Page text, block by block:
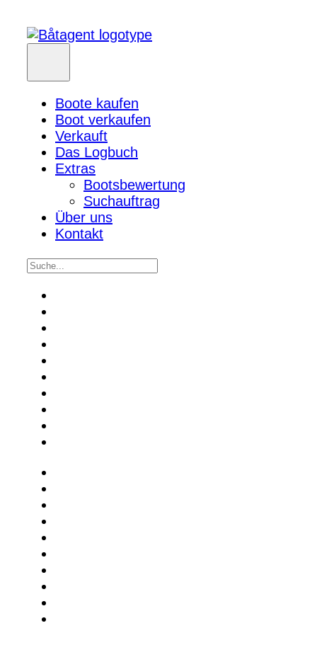
Boote kaufen
Boot verkaufen
Verkauft
Das Logbuch
Extras
Bootsbewertung
Suchauftrag
Über uns
Kontakt